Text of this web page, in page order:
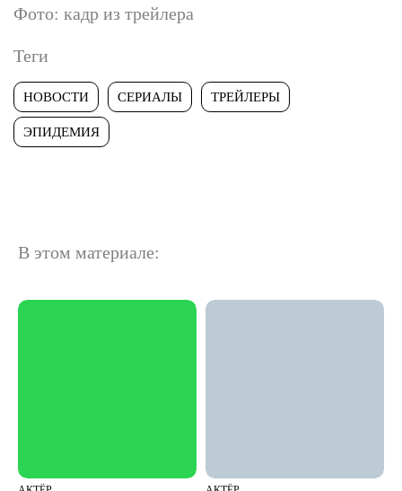
Фото: кадр из трейлера
Теги
НОВОСТИ СЕРИАЛЫ ТРЕЙЛЕРЫ
ЭПИДЕМИЯ
В этом материале: